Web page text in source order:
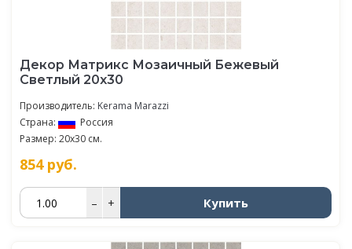
Декор Матрикс Мозаичный Бежевый
Светлый 20х30
Производитель: Kerama Marazzi
Страна:
Россия
Размер: 20x30 см.
854руб.
– + Купить